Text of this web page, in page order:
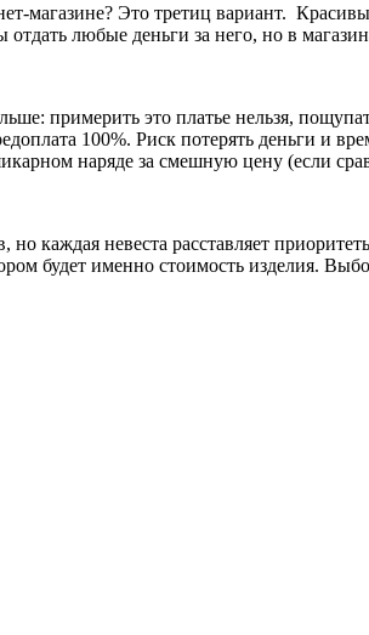
магазине? Это третиц вариант.
любые деньги за него, но в
примерить это платье нельзя,
100%. Риск потерять деньги и
наряде за смешную цену (если
каждая невеста расставляет
будет именно стоимость изделия.